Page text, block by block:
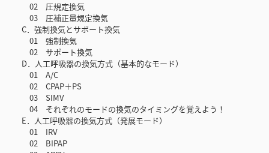
02 圧規定換気
03 圧補正量規定換気
C．強制換気とサポート換気
01 強制換気
02 サポート換気
D．人工呼吸器の換気方式（基本的なモード）
01 A/C
02 CPAP＋PS
03 SIMV
04 それぞれのモードの換気のタイミングを覚えよう！
E．人工呼吸器の換気方式（発展モード）
01 IRV
02 BIPAP